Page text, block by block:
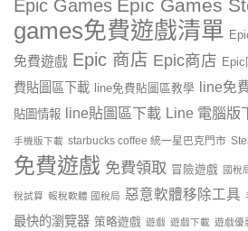
Epic Games Epic Games
games免費遊戲清單
免費遊戲 Epic 商店 Epic商店 Epic
費貼圖區下載
line免費貼圖區教學 line免
貼圖情報
line貼圖區下載 Line 電腦版
手機版下載 starbucks coffee 統一星巴克門市
免費遊戲 免費領取 冒險遊戲 國稅
稅試算 報稅軟體 國稅局 惡意軟體移除工具
最快的瀏覽器 策略遊戲 遊戲 遊戲下載 遊戲優